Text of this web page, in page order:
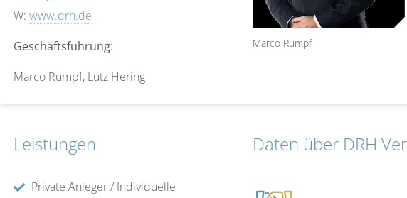
W:www.drh.de
Geschäftsführung:
Marco Rumpf, Lutz Hering
Marco Rumpf
Leistungen
Private Anleger / Individuelle
Daten über DRH